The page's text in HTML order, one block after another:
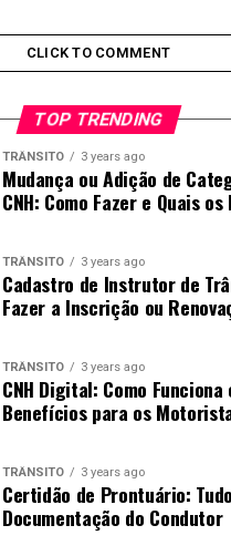
CLICK TO COMMENT
TOP TRENDING
TRÂNSITO 3 years ago
Mudança ou Adição de
CNH: Como Fazer e Quais
TRÂNSITO 3 years ago
Cadastro de Instrutor de
Fazer a Inscrição ou
TRÂNSITO 3 years ago
CNH Digital: Como Funciona
Benefícios para os
TRÂNSITO 3 years ago
Certidão de Prontuário:
Documentação do Condutor